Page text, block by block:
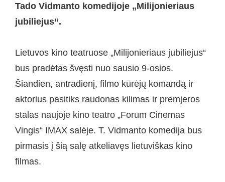
Tado Vidmanto komedijoje „Milijonieriaus
jubiliejus“.
Lietuvos kino teatruose „Milijonieriaus jubiliejus“
bus pradėtas švęsti nuo sausio 9-osios.
Šiandien, antradienį, filmo kūrėjų komandą ir
aktorius pasitiks raudonas kilimas ir premjeros
stalas naujoje kino teatro „Forum Cinemas
Vingis“ IMAX salėje. T. Vidmanto komedija bus
pirmasis į šią salę atkeliavęs lietuviškas kino
filmas.